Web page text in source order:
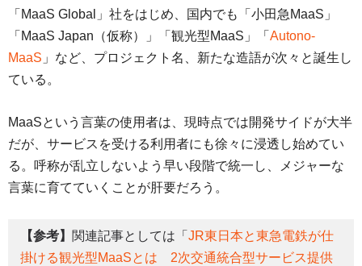
「MaaS Global」社をはじめ、国内でも「小田急MaaS」
「MaaS Japan（仮称）」「観光型MaaS」「 Autono-
MaaS 」など、プロジェクト名、新たな造語が次々と誕生し
ている。
MaaSという言葉の使用者は、現時点では開発サイドが大半
だが、サービスを受ける利用者にも徐々に浸透し始めてい
る。呼称が乱立しないよう早い段階で統一し、メジャーな
言葉に育てていくことが肝要だろう。
【参考】 関連記事としては「 JR東日本と東急電鉄が仕
掛ける観光型MaaSとは 2次交通統合型サービス提供